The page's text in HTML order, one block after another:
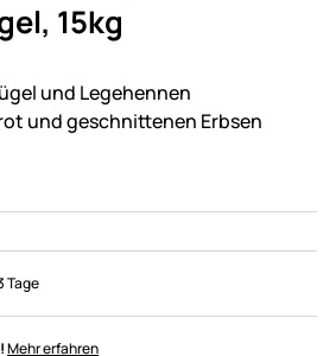
15kg
und Legehennen
und geschnittenen Erbsen
Tage
Mehr erfahren